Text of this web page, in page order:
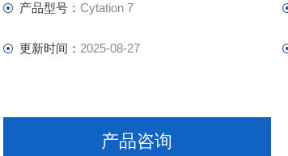
产品型号： Cytation 7
更新时间： 2025-08-27
产品咨询